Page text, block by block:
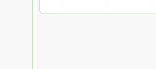
Toner zamiennik DT6020CX Cyan